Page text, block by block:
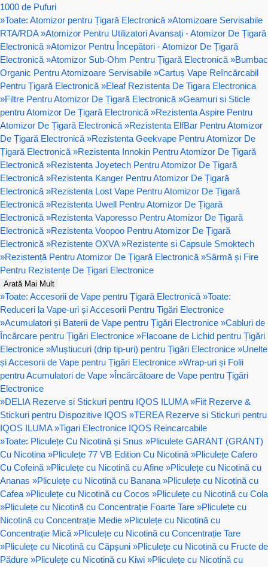
1000 de Pufuri
»Toate: Atomizor pentru Țigară Electronică »Atomizoare Servisabile
RTA/RDA »Atomizor Pentru Utilizatori Avansați - Atomizor De Țigară
Electronică »Atomizor Pentru Începători - Atomizor De Țigară
Electronică »Atomizor Sub-Ohm Pentru Țigară Electronică »Bumbac
Organic Pentru Atomizoare Servisabile »Cartuș Vape Reîncărcabil
Pentru Țigară Electronică »Eleaf Rezistenta De Tigara Electronica
»Filtre Pentru Atomizor De Țigară Electronică »Geamuri si Sticle
pentru Atomizor De Țigară Electronică »Rezistenta Aspire Pentru
Atomizor De Țigară Electronică »Rezistenta ElfBar Pentru Atomizor
De Țigară Electronică »Rezistenta Geekvape Pentru Atomizor De
Țigară Electronică »Rezistenta Innokin Pentru Atomizor De Țigară
Electronică »Rezistenta Joyetech Pentru Atomizor De Țigară
Electronică »Rezistenta Kanger Pentru Atomizor De Țigară
Electronică »Rezistenta Lost Vape Pentru Atomizor De Țigară
Electronică »Rezistenta Uwell Pentru Atomizor De Țigară
Electronică »Rezistenta Vaporesso Pentru Atomizor De Țigară
Electronică »Rezistenta Voopoo Pentru Atomizor De Țigară
Electronică »Rezistente OXVA »Rezistente si Capsule Smoktech
»Rezistență Pentru Atomizor De Țigară Electronică »Sârmă și Fire
Pentru Rezistențe De Țigari Electronice
Arată Mai Mult
»Toate: Accesorii de Vape pentru Țigară Electronică »Toate:
Reduceri la Vape-uri și Accesorii Pentru Tigări Electronice
»Acumulatori și Baterii de Vape pentru Țigări Electronice »Cabluri de
Încărcare pentru Țigări Electronice »Flacoane de Lichid pentru Țigări
Electronice »Muștiucuri (drip tip-uri) pentru Țigări Electronice »Unelte
și Accesorii de Vape pentru Țigări Electronice »Wrap-uri și Folii
pentru Acumulatori de Vape »Încărcătoare de Vape pentru Țigări
Electronice
»DELIA Rezerve si Stickuri pentru IQOS ILUMA »Fiit Rezerve &
Stickuri pentru Dispozitive IQOS »TEREA Rezerve si Stickuri pentru
IQOS ILUMA »Tigari Electronice IQOS Reincarcabile
»Toate: Pliculețe Cu Nicotină și Snus »Pliculete GARANT (GRANT)
Cu Nicotina »Pliculețe 77 VB Edition Cu Nicotină »Pliculețe Cafero
Cu Cofeină »Pliculețe cu Nicotină cu Afine »Pliculețe cu Nicotină cu
Ananas »Pliculețe cu Nicotină cu Banana »Pliculețe cu Nicotină cu
Cafea »Pliculețe cu Nicotină cu Cocos »Pliculețe cu Nicotină cu Cola
»Pliculețe cu Nicotină cu Concentrație Foarte Tare »Pliculețe cu
Nicotină cu Concentrație Medie »Pliculețe cu Nicotină cu
Concentrație Mică »Pliculețe cu Nicotină cu Concentrație Tare
»Pliculețe cu Nicotină cu Căpșuni »Pliculețe cu Nicotină cu Fructe de
Pădure »Pliculețe cu Nicotină cu Kiwi »Pliculețe cu Nicotină cu